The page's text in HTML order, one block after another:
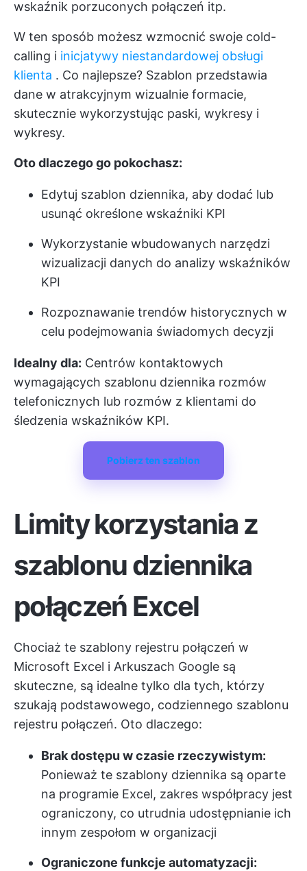
wskaźnik porzuconych połączeń itp.
W ten sposób możesz wzmocnić swoje cold-
calling i inicjatywy niestandardowej obsługi
klienta . Co najlepsze? Szablon przedstawia
dane w atrakcyjnym wizualnie formacie,
skutecznie wykorzystując paski, wykresy i
wykresy.
Oto dlaczego go pokochasz:
Edytuj szablon dziennika, aby dodać lub
usunąć określone wskaźniki KPI
Wykorzystanie wbudowanych narzędzi
wizualizacji danych do analizy wskaźników
KPI
Rozpoznawanie trendów historycznych w
celu podejmowania świadomych decyzji
Idealny dla: Centrów kontaktowych
wymagających szablonu dziennika rozmów
telefonicznych lub rozmów z klientami do
śledzenia wskaźników KPI.
Pobierz ten szablon
Limity korzystania z
szablonu dziennika
połączeń Excel
Chociaż te szablony rejestru połączeń w
Microsoft Excel i Arkuszach Google są
skuteczne, są idealne tylko dla tych, którzy
szukają podstawowego, codziennego szablonu
rejestru połączeń. Oto dlaczego:
Brak dostępu w czasie rzeczywistym:
Ponieważ te szablony dziennika są oparte
na programie Excel, zakres współpracy jest
ograniczony, co utrudnia udostępnianie ich
innym zespołom w organizacji
Ograniczone funkcje automatyzacji: